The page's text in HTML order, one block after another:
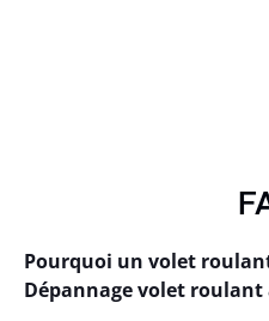
Pourquoi un volet
Dépannage volet roulant